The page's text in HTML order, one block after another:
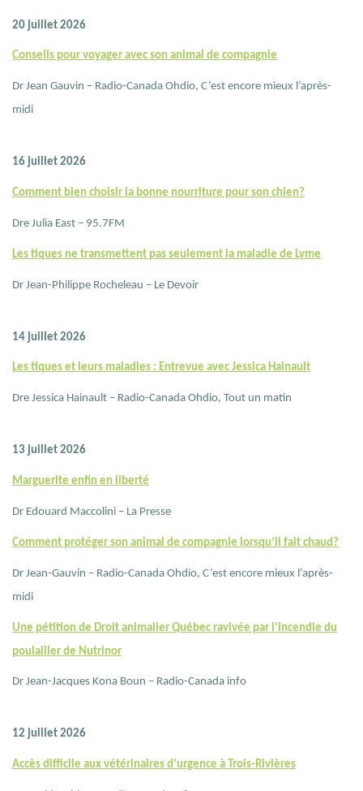
20 juillet 2026
Conseils pour voyager avec son animal de compagnie
Dr Jean Gauvin – Radio-Canada Ohdio, C’est encore mieux l’après-
midi
16 juillet 2026
Comment bien choisir la bonne nourriture pour son chien?
Dre Julia East – 95.7FM
Les tiques ne transmettent pas seulement la maladie de Lyme
Dr Jean-Philippe Rocheleau – Le Devoir
14 juillet 2026
Les tiques et leurs maladies : Entrevue avec Jessica Hainault
Dre Jessica Hainault – Radio-Canada Ohdio, Tout un matin
13 juillet 2026
Marguerite enfin en liberté
Dr Edouard Maccolini – La Presse
Comment protéger son animal de compagnie lorsqu’il fait chaud?
Dr Jean-Gauvin – Radio-Canada Ohdio, C’est encore mieux l’après-
midi
Une pétition de Droit animalier Québec ravivée par l’incendie du
poulailler de Nutrinor
Dr Jean-Jacques Kona Boun – Radio-Canada info
12 juillet 2026
Accès difficile aux vétérinaires d’urgence à Trois-Rivières